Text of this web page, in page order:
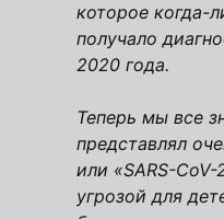
которое когда-
получало
2020 года.
Теперь мы все
представлял
или «SARS-
угрозой для